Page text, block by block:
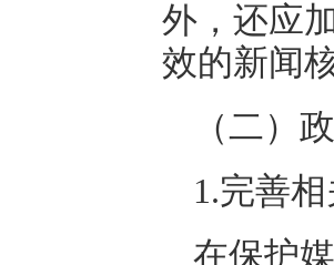
外，还应
效的新闻
（二）
1.完善
在保护